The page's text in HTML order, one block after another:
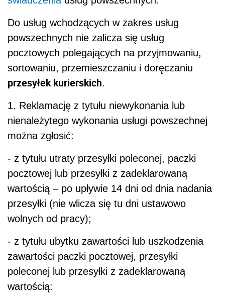
Do usług wchodzących w zakres usług
powszechnych nie zalicza się usług
pocztowych polegających na przyjmowaniu,
sortowaniu, przemieszczaniu i doręczaniu
przesyłek kurierskich.
1. Reklamację z tytułu niewykonania lub
nienależytego wykonania usługi powszechnej
można zgłosić:
- z tytułu utraty przesyłki poleconej, paczki
pocztowej lub przesyłki z zadeklarowaną
wartością – po upływie 14 dni od dnia nadania
przesyłki (nie wlicza się tu dni ustawowo
wolnych od pracy);
- z tytułu ubytku zawartości lub uszkodzenia
zawartości paczki pocztowej, przesyłki
poleconej lub przesyłki z zadeklarowaną
wartością: